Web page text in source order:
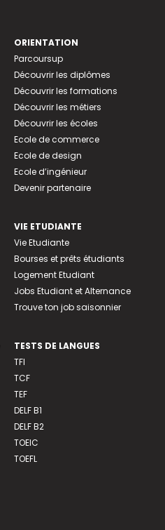
ORIENTATION
Parcoursup
Découvrir les diplômes
Découvrir les formations
Découvrir les métiers
Découvrir les écoles
Ecole de commerce
Ecole de design
Ecole d’ingénieur
Devenir partenaire
VIE ETUDIANTE
Vie Etudiante
Bourses et prêts étudiants
Logement Etudiant
Jobs Etudiant et Alternance
Trouve ton job saisonnier
TESTS DE LANGUES
TFI
TCF
TEF
DELF B1
DELF B2
TOEIC
TOEFL